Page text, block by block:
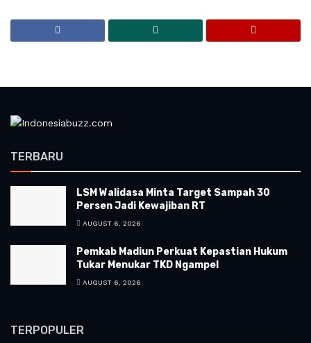
TERBARU
LSM Walidasa Minta Target Sampah 30
Persen Jadi Kewajiban RT
AUGUST 6, 2026
Pemkab Madiun Perkuat Kepastian Hukum
Tukar Menukar TKD Ngampel
AUGUST 6, 2026
TERPOPULER